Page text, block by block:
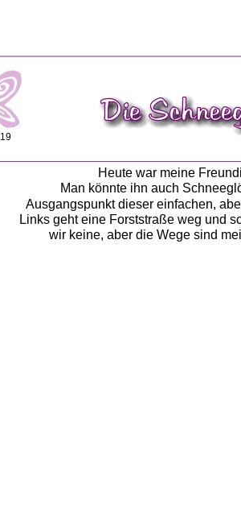
Heute war meine
Man könnte ihn auch
Ausgangspunkt dieser einfachen,
Links geht eine Forststraße weg und
wir keine, aber die Wege sind